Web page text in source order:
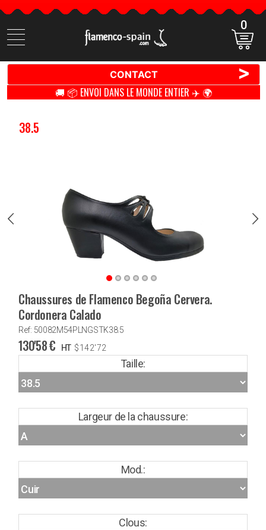
Cherchez
des
0
CONTACT >
🚚 📦 ENVOI DANS LE MONDE ENTIER ✈️ 🌍
38.5
Chaussures de Flamenco Begoña Cervera.
Cordonera Calado
Ref: 50082M54PLNGSTK38.5
130'58€ HT $142'72
Taille:
Largeur de la chaussure:
Mod.:
Clous: